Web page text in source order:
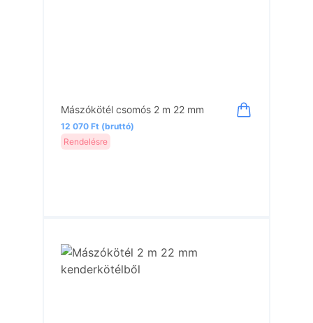
Mászókötél csomós 2 m 22 mm
12 070 Ft (bruttó)
Rendelésre